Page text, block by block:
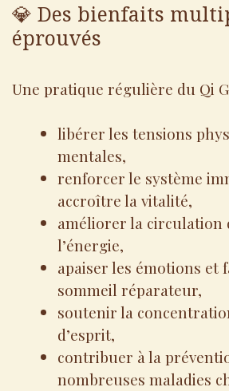
💎 Des bienfaits
éprouvés
Une pratique régulière du Qi
libérer les tensions
mentales,
renforcer le système
accroître la vitalité,
améliorer la circulation
l’énergie,
apaiser les émotions et
sommeil réparateur,
soutenir la
d’esprit,
contribuer à la
nombreuses maladies